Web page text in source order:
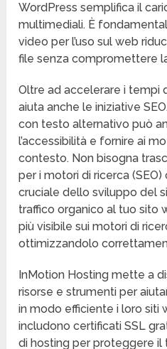
WordPress semplifica il
multimediali. È
video per l’uso sul web
file senza compromettere
Oltre ad accelerare i tempi
aiuta anche le iniziative
con testo alternativo può
l’accessibilità e fornire ai
contesto. Non bisogna
per i motori di ricerca
cruciale dello sviluppo del
traffico organico al tuo sito
più visibile sui motori di
ottimizzandolo
InMotion Hosting mette a
risorse e strumenti per
in modo efficiente i loro siti
includono certificati SSL
di hosting per proteggere il